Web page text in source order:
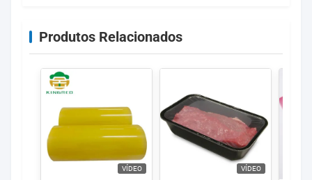
Produtos Relacionados
VÍDEO VÍDEO